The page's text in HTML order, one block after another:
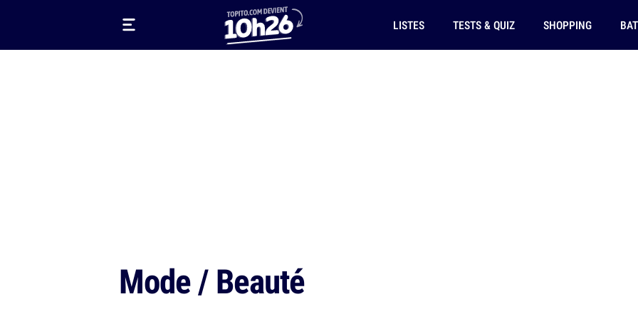
LISTES TESTS & QUIZ SHOPPING
Mode / Beauté